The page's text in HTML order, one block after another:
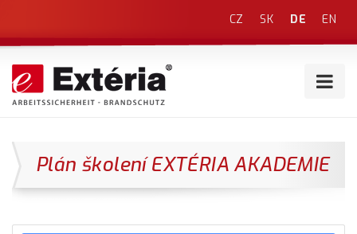
CZ SK DE EN
Plán školení EXTÉRIA AKADEMIE